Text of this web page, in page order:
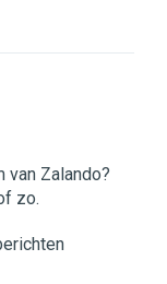
Zalando?
zo.